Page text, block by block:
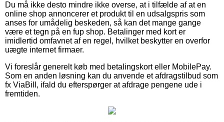
Du må ikke desto mindre ikke overse, at i tilfælde af at en
online shop annoncerer et produkt til en udsalgspris som
anses for umådelig beskeden, så kan det mange gange
være et tegn på en fup shop. Betalinger med kort er
imidlertid omfavnet af en regel, hvilket beskytter en overfor
uægte internet firmaer.
Vi foreslår generelt køb med betalingskort eller MobilePay.
Som en anden løsning kan du anvende et afdragstilbud som
fx ViaBill, ifald du efterspørger at afdrage pengene ude i
fremtiden.